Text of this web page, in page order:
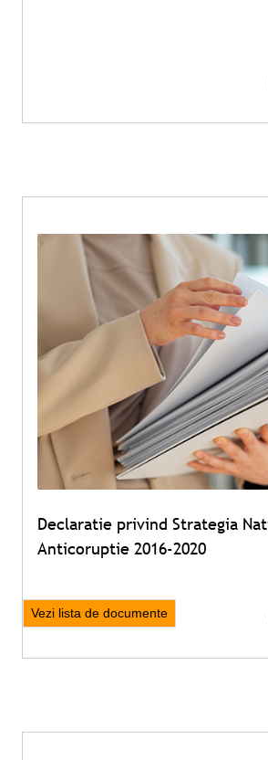
Declaratie privind Strategia
Anticoruptie 2016-2020
Vezi lista de documente